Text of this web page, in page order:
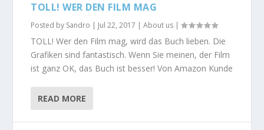
TOLL! WER DEN FILM MAG
Posted by Sandro | Jul 22, 2017 |About us |
TOLL! Wer den Film mag, wird das Buch lieben. Die
Grafiken sind fantastisch. Wenn Sie meinen, der Film
ist ganz OK, das Buch ist besser! Von Amazon Kunde
READ MORE